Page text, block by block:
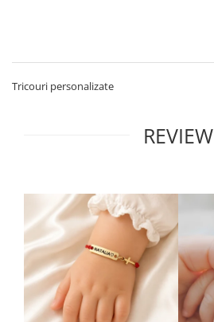
Tricouri personalizate
REVIEW